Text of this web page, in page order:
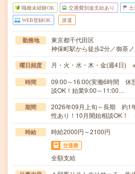
職種未経験OK 交通費別途支給あり
WEB登録OK 派遣
勤務地
東京都千代田区
神保町駅から徒歩2分／御茶
曜日頻度 月・火・水・木・金(週4日)
時間
09:00～16:00(実働6時間 休
談OK！始業9:00～11:00…
期間
2026年09月上旬～長期 約1
性あり！10月開始相談OK！
時給 時給2000円～2100円
交通費
全額支給